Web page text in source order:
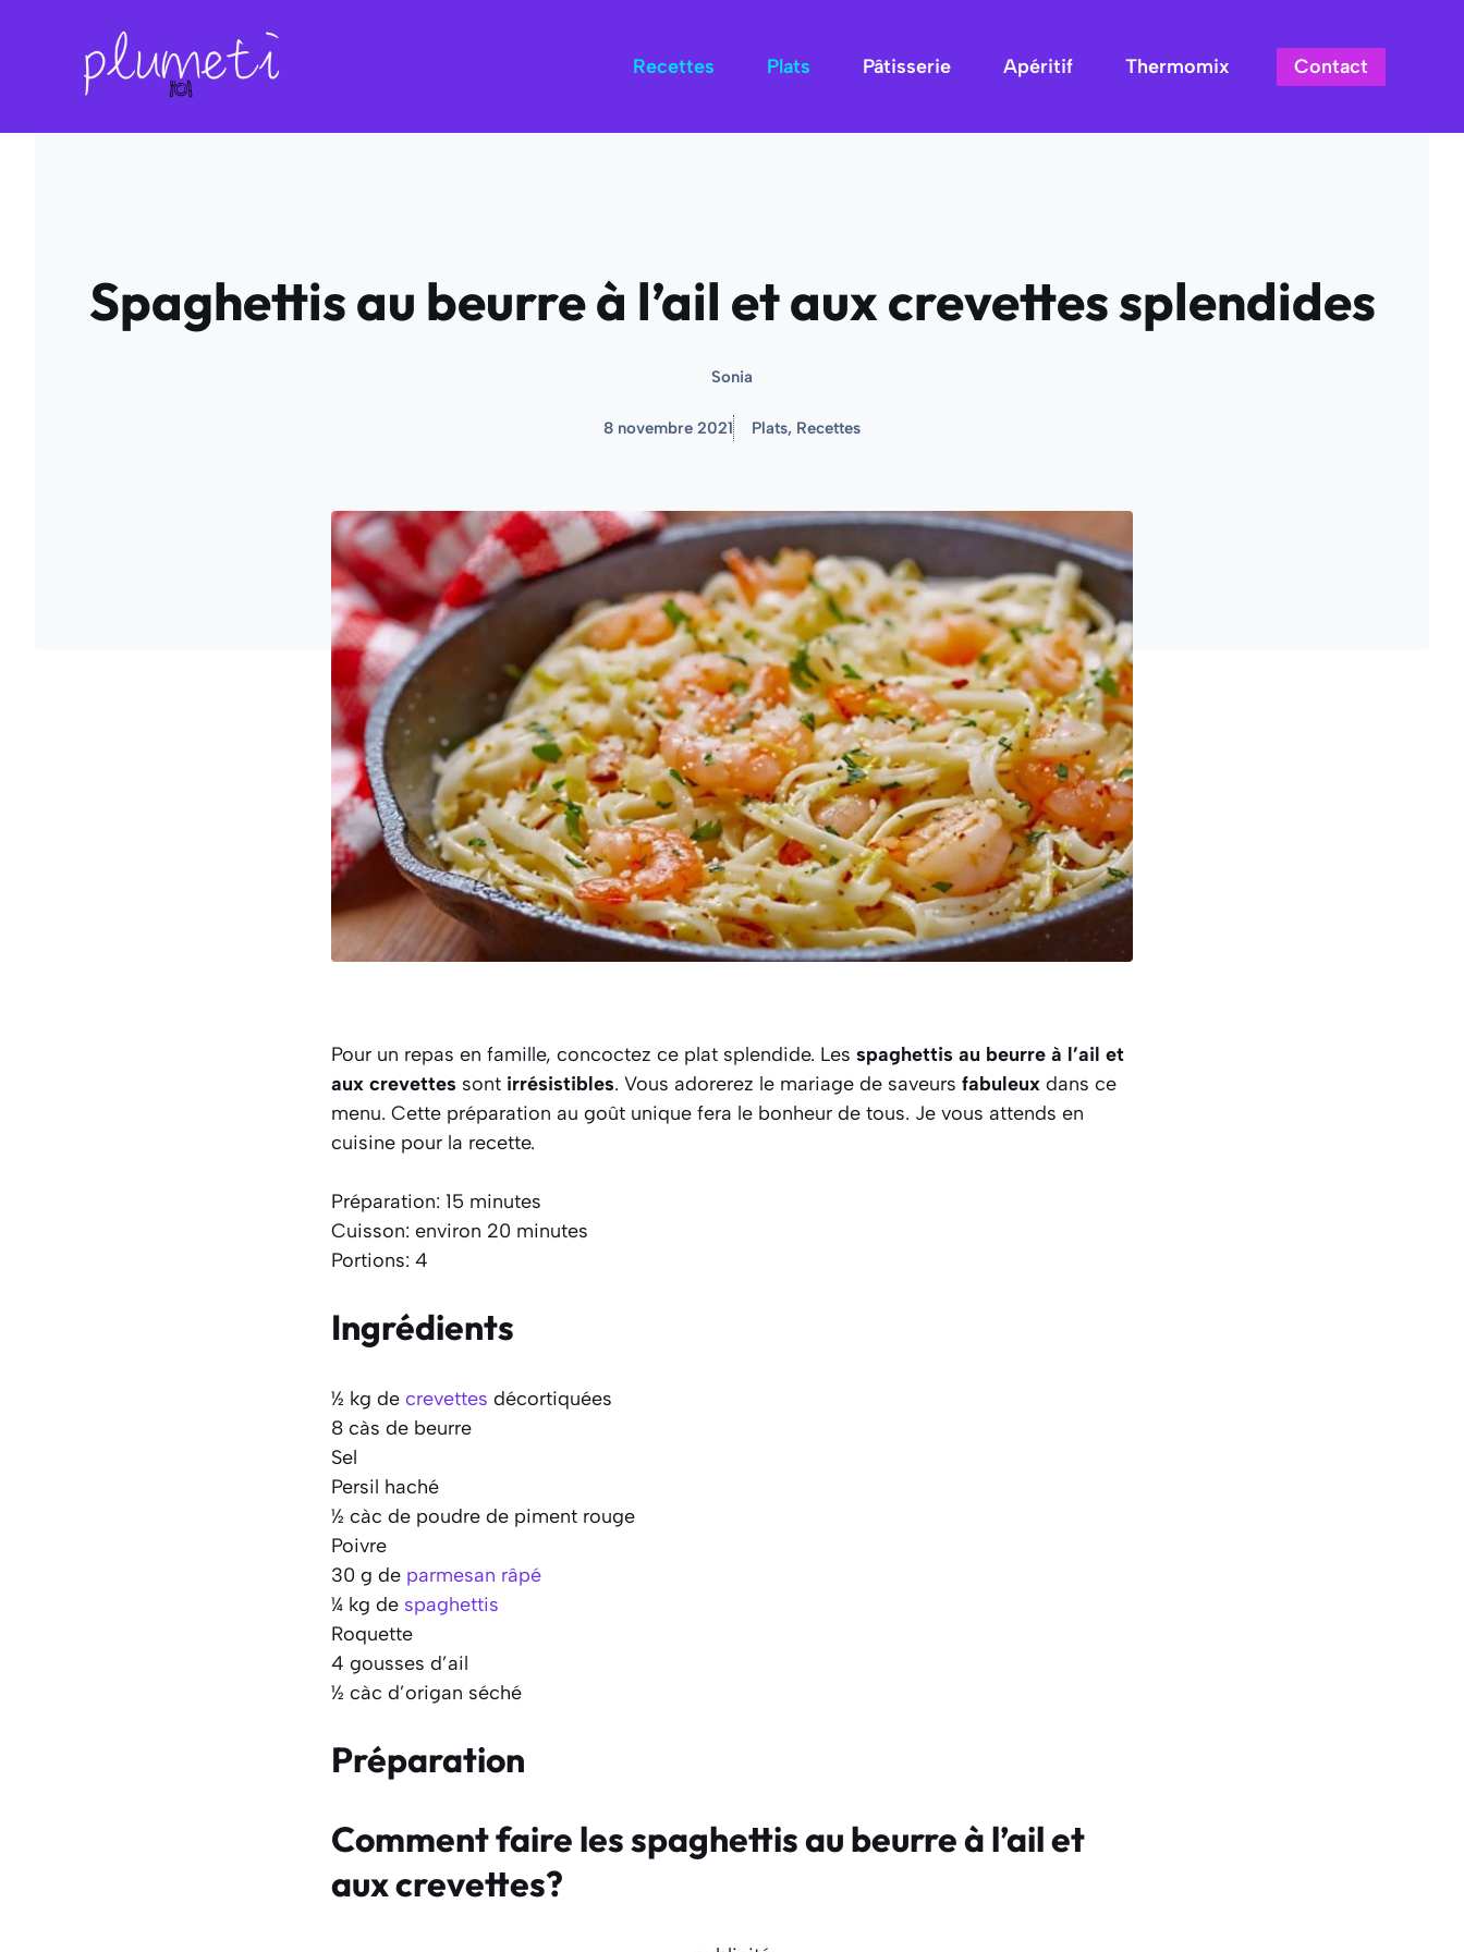
Recettes Plats Pâtisserie Apéritif Thermomix Contact
Spaghettis au beurre à l’ail et aux crevettes splendides
Sonia
8 novembre 2021 Plats, Recettes
Pour un repas en famille, concoctez ce plat splendide. Les spaghettis au beurre à l’ail et
aux crevettes sont irrésistibles. Vous adorerez le mariage de saveurs fabuleux dans ce
menu. Cette préparation au goût unique fera le bonheur de tous. Je vous attends en
cuisine pour la recette.
Préparation: 15 minutes
Cuisson: environ 20 minutes
Portions: 4
Ingrédients
½ kg de crevettes décortiquées
8 càs de beurre
Sel
Persil haché
½ càc de poudre de piment rouge
Poivre
30 g de parmesan râpé
¼ kg de spaghettis
Roquette
4 gousses d’ail
½ càc d’origan séché
Préparation
Comment faire les spaghettis au beurre à l’ail et
aux crevettes?